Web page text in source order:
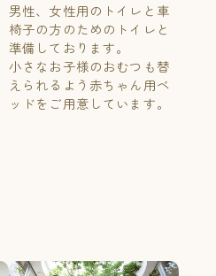
男性、女性用のトイレと車
椅子の方のためのトイレと
準備しております。
小さなお子様のおむつも替
えられるよう赤ちゃん用ベ
ッドをご用意しています。